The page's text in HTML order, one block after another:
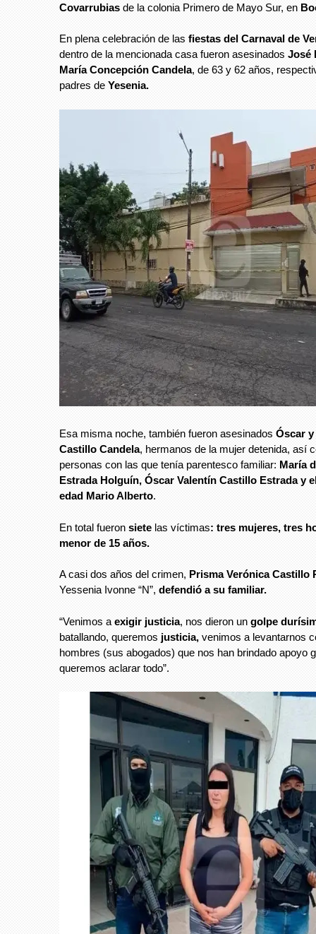
Covarrubias de la colonia Primero de Mayo Sur, en
En plena celebración de las fiestas del Carnaval de
dentro de la mencionada casa fueron asesinados José
María Concepción Candela, de 63 y 62 años,
padres de Yesenia.
Esa misma noche, también fueron asesinados Óscar
Castillo Candela, hermanos de la mujer detenida, así
personas con las que tenía parentesco familiar: María
Estrada Holguín, Óscar Valentín Castillo Estrada y
edad Mario Alberto.
En total fueron siete las víctimas: tres mujeres, tres
menor de 15 años.
A casi dos años del crimen, Prisma Verónica Castillo
Yessenia Ivonne “N”, defendió a su familiar.
“Venimos a exigir justicia, nos dieron un golpe
batallando, queremos justicia, venimos a levantarnos
hombres (sus abogados) que nos han brindado apoyo
queremos aclarar todo”.